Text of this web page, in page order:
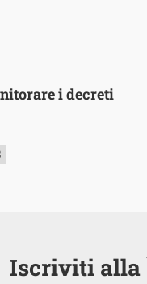
i decreti
Iscriviti alla